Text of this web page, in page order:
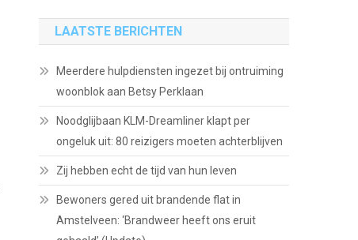
LAATSTE BERICHTEN
Meerdere hulpdiensten ingezet bij ontruiming
woonblok aan Betsy Perklaan
Noodglijbaan KLM-Dreamliner klapt per
ongeluk uit: 80 reizigers moeten achterblijven
Zij hebben echt de tijd van hun leven
Bewoners gered uit brandende flat in
Amstelveen: ‘Brandweer heeft ons eruit